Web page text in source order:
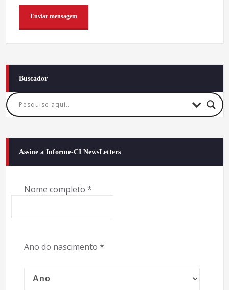
Buscador
Assine a Informe-CI NewsLetters
Nome completo *
Ano do nascimento *